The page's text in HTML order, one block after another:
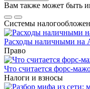
Вам также может быть
Системы
Расходы наличными на
Право
Что считается форс-
Налоги и взносы